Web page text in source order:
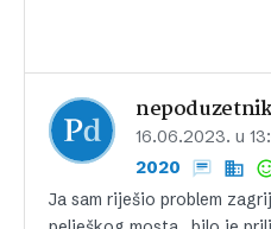
16.06.2023. u
2020
Ja sam riješio problem